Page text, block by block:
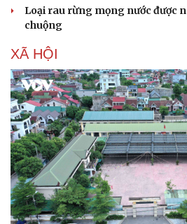
Du lịch
Tư vấn
Săn Tour
check-in
Kể
Loại rau rừng mọng nước được
chuộng
XÃ HỘI